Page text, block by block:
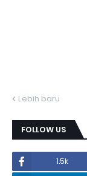
Lebih baru
FOLLOW US
1.5k